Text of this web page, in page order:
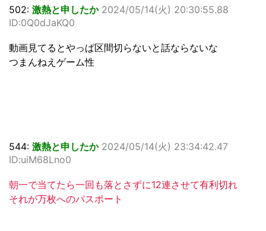
502: 激熱と申したか 2024/05/14(火) 20:30:55.88
ID:0Q0dJaKQ0
動画見てるとやっぱ区間切らないと話ならないな
つまんねえゲーム性
544: 激熱と申したか 2024/05/14(火) 23:34:42.47
ID:uiM68Lno0
朝一で当てたら一回も落とさずに12連させて有利切れ
それが万枚へのパスポート